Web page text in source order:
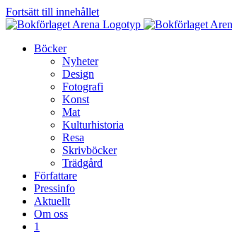
Fortsätt till innehållet
Böcker
Nyheter
Design
Fotografi
Konst
Mat
Kulturhistoria
Resa
Skrivböcker
Trädgård
Författare
Pressinfo
Aktuellt
Om oss
1